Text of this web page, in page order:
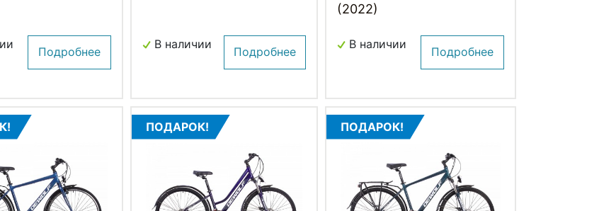
Подробнее
В наличии
Подробнее
(2022)
В наличии
Подробнее
ПОДАРОК! ПОДАРОК!